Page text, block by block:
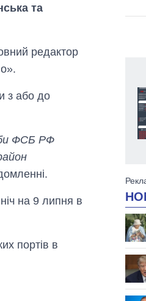
та
редактор
з або до
ФСБ РФ
на 9 липня в
портів в
Як змінився
бюджет
років війни з